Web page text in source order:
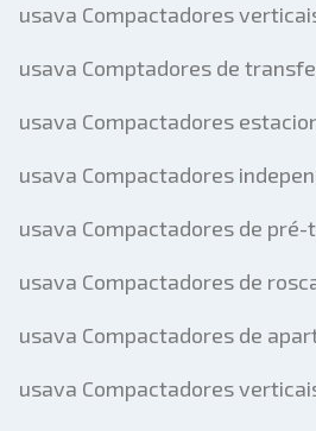
usava Compactadores
usava Comptadores de
usava Compactadores
usava Compactadores
usava Compactadores de
usava Compactadores de
usava Compactadores de
usava Compactadores